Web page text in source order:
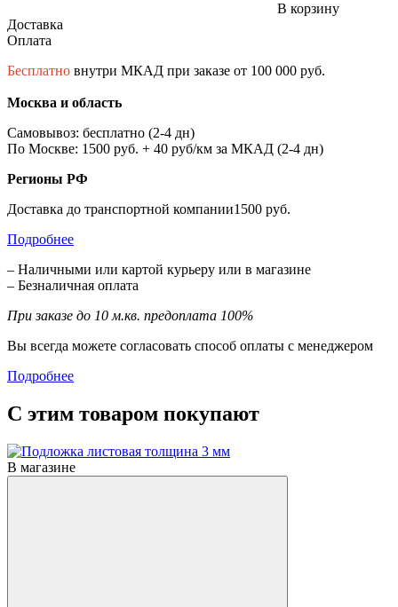
В корзину
Доставка
Оплата
Бесплатно внутри МКАД при заказе от 100 000 руб.
Москва и область
Самовывоз: бесплатно (2-4 дн)
По Москве: 1500 руб. + 40 руб/км за МКАД (2-4 дн)
Регионы РФ
Доставка до транспортной компании1500 руб.
Подробнее
– Наличными или картой курьеру или в магазине
– Безналичная оплата
При заказе до 10 м.кв. предоплата 100%
Вы всегда можете согласовать способ оплаты с менеджером
Подробнее
С этим товаром покупают
В магазине